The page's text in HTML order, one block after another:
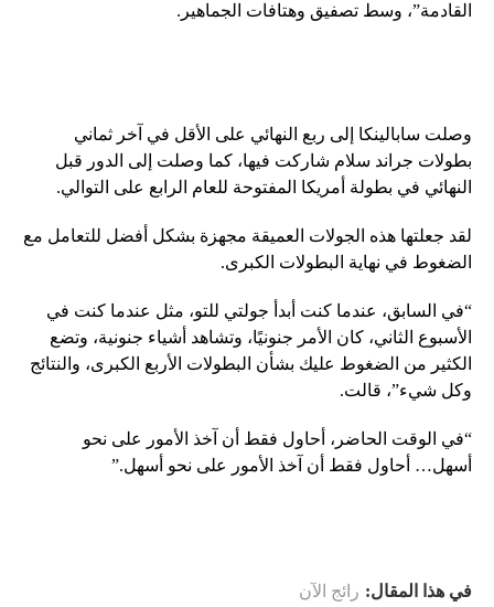
القادمة”، وسط تصفيق وهتافات الجماهير.
وصلت سابالينكا إلى ربع النهائي على الأقل في آخر ثماني
بطولات جراند سلام شاركت فيها، كما وصلت إلى الدور قبل
النهائي في بطولة أمريكا المفتوحة للعام الرابع على التوالي.
لقد جعلتها هذه الجولات العميقة مجهزة بشكل أفضل للتعامل مع
الضغوط في نهاية البطولات الكبرى.
“في السابق، عندما كنت أبدأ جولتي للتو، مثل عندما كنت في
الأسبوع الثاني، كان الأمر جنونيًا، وتشاهد أشياء جنونية، وتضع
الكثير من الضغوط عليك بشأن البطولات الأربع الكبرى، والنتائج
وكل شيء”، قالت.
“في الوقت الحاضر، أحاول فقط أن آخذ الأمور على نحو
أسهل… أحاول فقط أن آخذ الأمور على نحو أسهل.”
في هذا المقال: رائج الآن